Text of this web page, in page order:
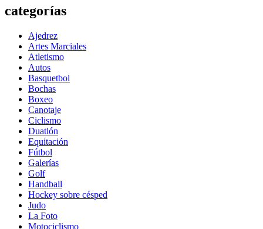
categorías
Ajedrez
Artes Marciales
Atletismo
Autos
Basquetbol
Bochas
Boxeo
Canotaje
Ciclismo
Duatlón
Equitación
Fútbol
Galerías
Golf
Handball
Hockey sobre césped
Judo
La Foto
Motociclismo